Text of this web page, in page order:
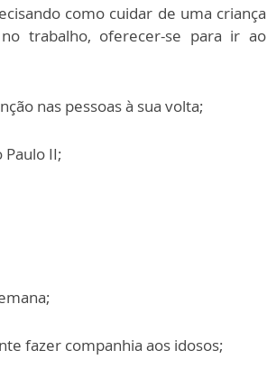
como cuidar de uma criança
trabalho, oferecer-se para ir ao
nas pessoas à sua volta;
Paulo II;
fazer companhia aos idosos;